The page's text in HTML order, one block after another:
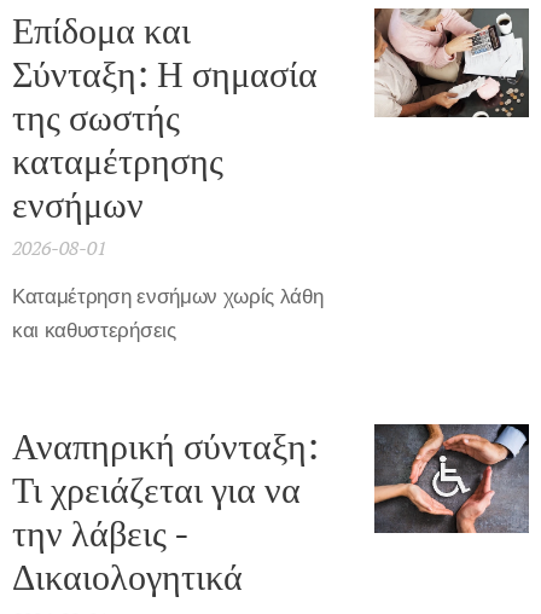
Επίδομα και
Σύνταξη: Η σημασία
της σωστής
καταμέτρησης
ενσήμων
2026-08-01
Καταμέτρηση ενσήμων χωρίς λάθη
και καθυστερήσεις
Αναπηρική σύνταξη:
Τι χρειάζεται για να
την λάβεις -
Δικαιολογητικά